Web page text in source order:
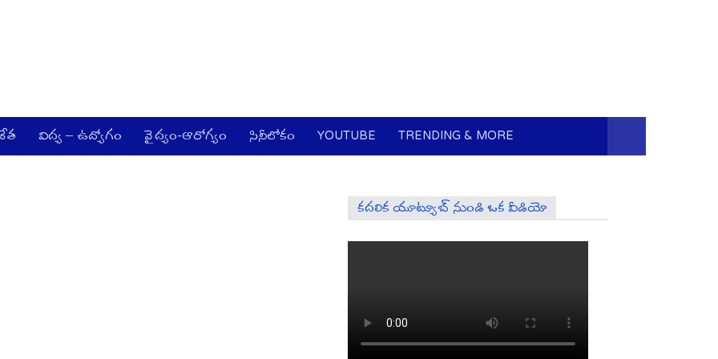
విద్య – ఉద్యోగం వైద్యం-ఆరోగ్యం సినీలోకం YOUTUBE TRENDING & MORE
కదలిక యూట్యూబ్ నుండి ఒక వీడియో